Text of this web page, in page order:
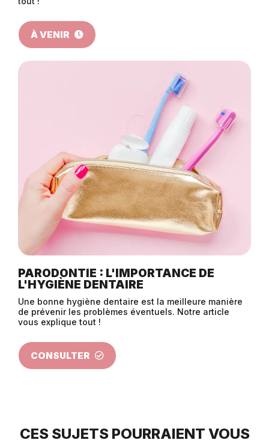
À VENIR
PARODONTIE : L'IMPORTANCE DE
L'HYGIÈNE DENTAIRE
Une bonne hygiène dentaire est la meilleure manière
de prévenir les problèmes éventuels. Notre article
vous explique tout !
CONSULTER
CES SUJETS POURRAIENT VOUS